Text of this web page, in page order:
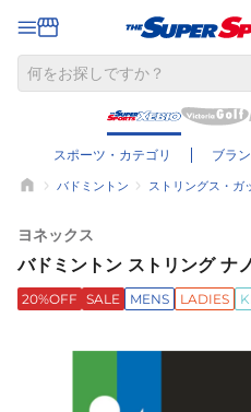
スポーツ・カテゴリ ブラ
バドミントン ストリングス・ガ
ヨネックス
バドミントン ストリング
20%OFF SALE MENS LADIES